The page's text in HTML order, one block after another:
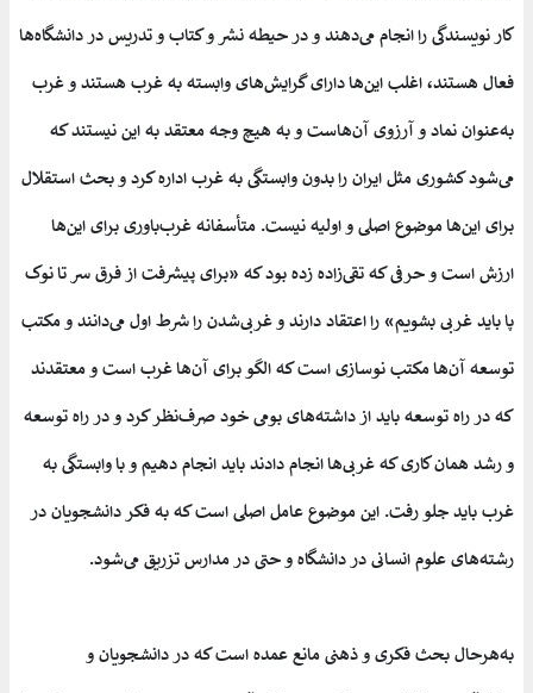
کار نویسندگی را انجام می‌دهند و در حیطه نشر و کتاب و تدریس در دانشگاه‌ها
فعال هستند، اغلب این‌ها دارای گرایش‌های وابسته به غرب هستند و غرب
به‌عنوان نماد و آرزوی آن‌هاست و به هیچ وجه معتقد به این نیستند که
می‌شود کشوری مثل ایران را بدون وابستگی به غرب اداره کرد و بحث استقلال
برای این‌ها موضوع اصلی و اولیه نیست. متأسفانه غرب‌باوری برای این‌ها
ارزش است و حرفی که تقی‌زاده زده بود که «برای پیشرفت از فرق سر تا نوک
پا باید غربی بشویم» را اعتقاد دارند و غربی‌شدن را شرط اول می‌دانند و مکتب
توسعه آن‌ها مکتب نوسازی است که الگو برای آن‌ها غرب است و معتقدند
که در راه توسعه باید از داشته‌های بومی خود صرف‌نظر کرد و در راه توسعه
و رشد همان کاری که غربی‌ها انجام دادند باید انجام دهیم و با وابستگی به
غرب باید جلو رفت. این موضوع عامل اصلی است که به فکر دانشجویان در
رشته‌های علوم انسانی در دانشگاه و حتی در مدارس تزریق می‌شود.
به‌هرحال بحث فکری و ذهنی مانع عمده است که در دانشجویان و